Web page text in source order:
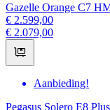
Gazelle Orange C7
€ 2.599,00
€ 2.079,00
Aanbieding!
Pegasus Solero E8